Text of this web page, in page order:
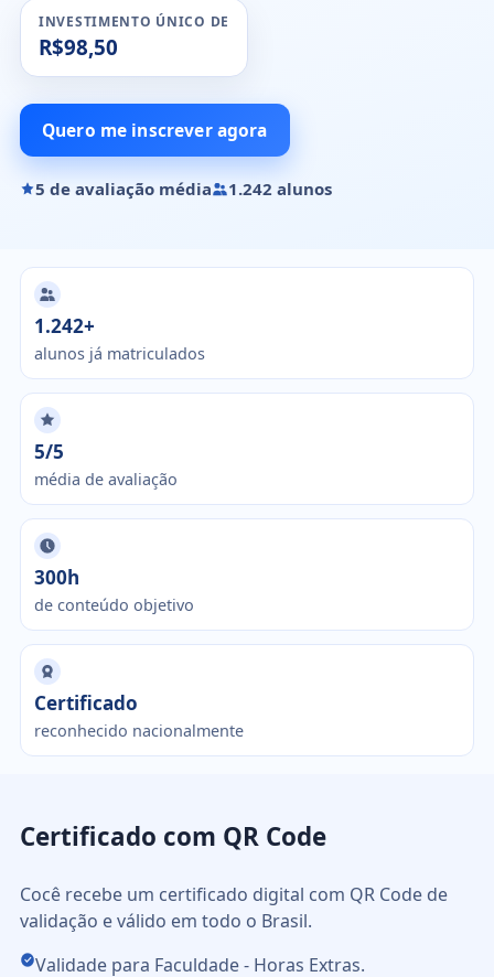
INVESTIMENTO ÚNICO DE
R$98,50
Quero me inscrever agora
5 de avaliação média 1.242 alunos
1.242+
alunos já matriculados
5/5
média de avaliação
300h
de conteúdo objetivo
Certificado
reconhecido nacionalmente
Certificado com QR Code
Cocê recebe um certificado digital com QR Code de
validação e válido em todo o Brasil.
Validade para Faculdade - Horas Extras.